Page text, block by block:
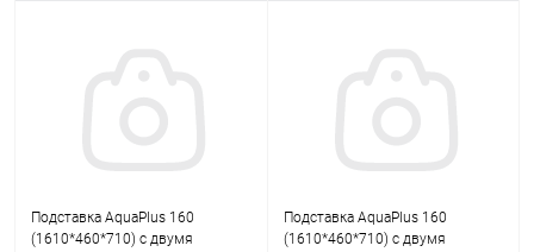
Подставка AquaPlus 160
(1610*460*710) с двумя
Подставка AquaPlus 160
(1610*460*710) с двумя